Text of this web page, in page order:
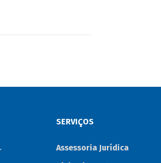
SERVIÇOS
Assessoria Jurídica